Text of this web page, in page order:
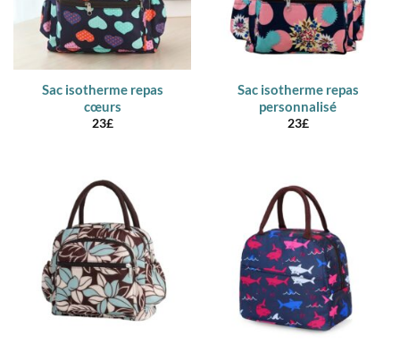
Sac isotherme repas
cœurs
23£
Sac isotherme repas
personnalisé
23£